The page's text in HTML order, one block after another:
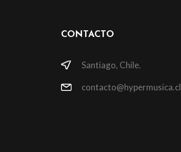
CONTACTO
Santiago, Chile.
contacto@hypermusica.cl